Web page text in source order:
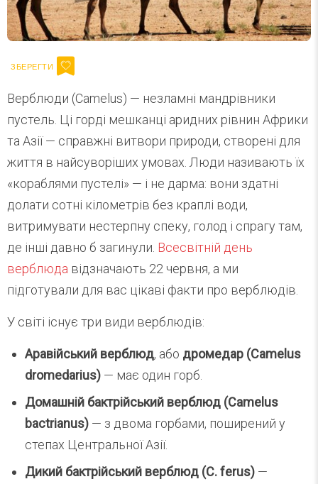
Верблюди (Camelus) — незламні мандрівники
пустель. Ці горді мешканці аридних рівнин Африки
та Азії — справжні витвори природи, створені для
життя в найсуворіших умовах. Люди називають їх
«кораблями пустелі» — і не дарма: вони здатні
долати сотні кілометрів без краплі води,
витримувати нестерпну спеку, голод і спрагу там,
де інші давно б загинули. Всесвітній день
верблюда відзначають 22 червня, а ми
підготували для вас цікаві факти про верблюдів.
У світі існує три види верблюдів:
Аравійський верблюд, або дромедар (Camelus
dromedarius) — має один горб.
Домашній бактрійський верблюд (Camelus
bactrianus) — з двома горбами, поширений у
степах Центральної Азії.
Дикий бактрійський верблюд (C. ferus) —